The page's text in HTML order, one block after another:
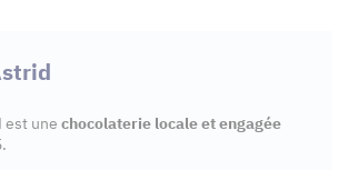
est une chocolaterie locale et engagée